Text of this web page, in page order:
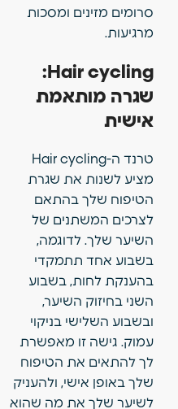
סרומים מזינים ומסכות
מרגיעות.
Hair cycling:
שגרה מותאמת
אישית
טרנד ה-Hair cycling
מציע לשנות את שגרת
הטיפוח שלך בהתאם
לצרכים המשתנים של
השיער שלך. לדוגמה,
בשבוע אחד תתמקדי
בהענקת לחות, בשבוע
השני בחיזוק השיער,
ובשבוע השלישי בניקוי
עמוק. גישה זו מאפשרת
לך להתאים את הטיפוח
שלך באופן אישי, ולהעניק
לשיער שלך את מה שהוא